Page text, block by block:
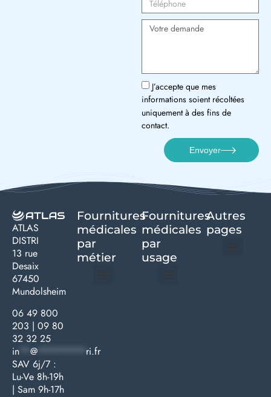
J’accepte que mes
informations soient récoltées
uniquement à des fins de
contact.
Envoyer
ATLAS
DISTRI
13 rue
Desaix
67450
Mundolsheim
06 49 800
203 | 09 80
32 32 25
in
@
ri.fr
SAV 6j/7 :
Lu-Ve 8h-19h
| Sam 9h-17h
Fournitures
médicales
par
métier
Fournitures
médicales
par
usage ​
Autres
pages